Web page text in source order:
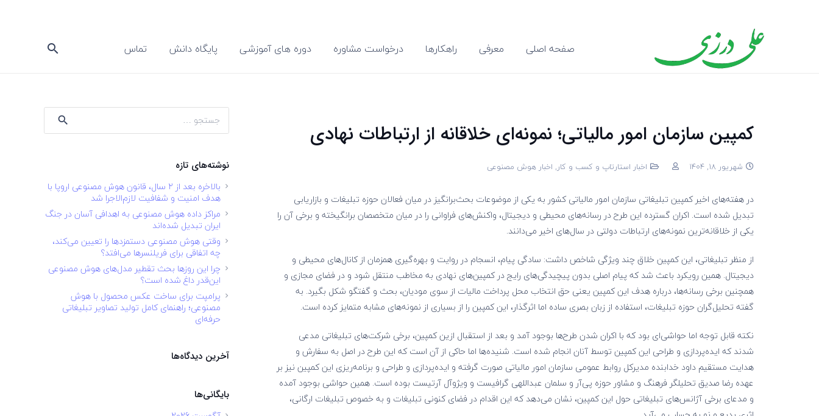
صفحه اصلی معرفی راهکارها درخواست مشاوره دوره های آموزشی پایگاه دانش تماس search
کمپین سازمان امور مالیاتی؛ نمونه‌ای خلاقانه از ارتباطات نهادی
شهریور 18, 1404 اخبار استارتاپ و کسب و کار, اخبار هوش مصنوعی
در هفته‌های اخیر کمپین تبلیغاتی سازمان امور مالیاتی کشور به یکی از موضوعات بحث‌برانگیز در میان فعالان حوزه تبلیغات و بازاریابی
تبدیل شده است. اکران گسترده این طرح در رسانه‌های محیطی و دیجیتال، واکنش‌های فراوانی را در میان متخصصان برانگیخته و برخی آن را
یکی از خلاقانه‌ترین نمونه‌های ارتباطات دولتی در سال‌های اخیر می‌دانند.
از منظر تبلیغاتی، این کمپین خلاق چند ویژگی شاخص داشت: سادگی پیام، انسجام در روایت و بهره‌گیری همزمان از کانال‌های محیطی و
دیجیتال. همین رویکرد باعث شد که پیام اصلی بدون پیچیدگی‌های رایج در کمپین‌های نهادی به مخاطب منتقل شود و در فضای مجازی و
همچنین برخی‌ رسانه‌ها، درباره هدف این کمپین یعنی حق انتخاب محل پرداخت مالیات از سوی مودیان، بحث و گفتگو شکل بگیرد. به
گفته تحلیل‌گران حوزه تبلیغات، استفاده از زبان بصری ساده اما اثرگذار، این کمپین را از بسیاری از نمونه‌های مشابه متمایز کرده است.
نکته قابل توجه اما حواشی‌ای بود که با اکران شدن طرح‌ها بوجود آمد و بعد از استقبال ازین کمپین، برخی شرکت‌های تبلیغاتی مدعی‌
شدند که ایده‌پردازی و طراحی این کمپین توسط آنان انجام شده است. شنیده‌ها اما حاکی از آن است که این طرح در اصل به سفارش و
هدایت مستقیم داود خدابنده مدیرکل روابط عمومی سازمان امور مالیاتی صورت گرفته و ایده‌پردازی و طراحی و برنامه‌ریزی این کمپین نیز بر
عهده رضا صدیق تحلیلگر فرهنگ و مشاور حوزه پی‌آر و سلمان عبداللهی گرافیست و ویژوآل آرتیست بوده است. همین حواشی بوجود آمده
و مدعای برخی آژانس‌های تبلیغاتی حول این کمپین، نشان می‌دهد که این اقدام در فضای کنونی تبلیغات و به خصوص تبلیغات ارگانی،
جستجو
برای:
نوشته‌های تازه
بالاخره بعد از ۲ سال، قانون هوش مصنوعی اروپا با
هدف امنیت و شفافیت لازم‌الاجرا شد
مراکز داده هوش مصنوعی به اهدافی آسان در جنگ
ایران تبدیل شده‌اند
وقتی هوش مصنوعی دستمزدها را تعیین می‌کند،
چه اتفاقی برای فریلنسرها می‌افتد؟
چرا این روزها بحث تقطیر مدل‌های هوش مصنوعی
این‌قدر داغ شده است؟
پرامپت برای ساخت عکس محصول با هوش
مصنوعی؛ راهنمای کامل تولید تصاویر تبلیغاتی
حرفه‌ای
آخرین دیدگاه‌ها
بایگانی‌ها